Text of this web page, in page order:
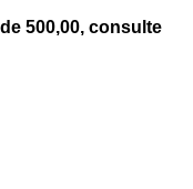
500,00, consulte